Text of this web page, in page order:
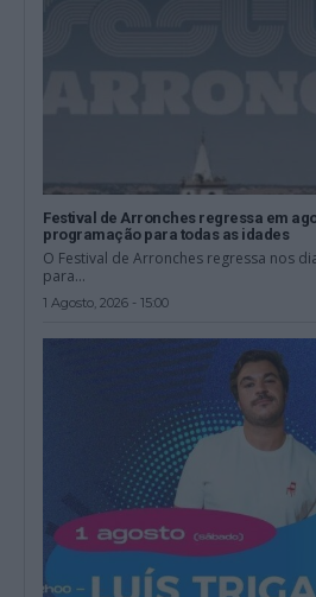
Festival de Arronches regressa em
programação para todas as idades
O Festival de Arronches regressa nos
para...
1 Agosto, 2026 - 15:00